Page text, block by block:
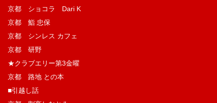
京都 ショコラ Dari K
京都 鮨 忠保
京都 シンレス カフェ
京都 研野
★クラブエリー第3金曜
京都 路地 との本
■引越し話